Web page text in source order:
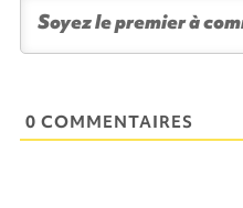
0 COMMENTAIRES